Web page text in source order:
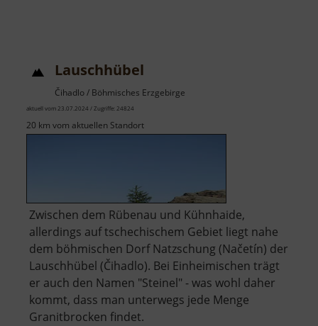
Lauschhübel
Čihadlo / Böhmisches Erzgebirge
aktuell vom 23.07.2024 / Zugriffe: 24824
20 km vom aktuellen Standort
Zwischen dem Rübenau und Kühnhaide,
allerdings auf tschechischem Gebiet liegt nahe
dem böhmischen Dorf Natzschung (Načetín) der
Lauschhübel (Čihadlo). Bei Einheimischen trägt
er auch den Namen "Steinel" - was wohl daher
kommt, dass man unterwegs jede Menge
Granitbrocken findet.